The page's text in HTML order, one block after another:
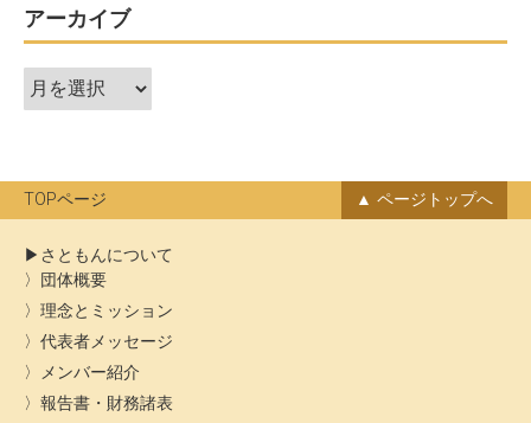
アーカイブ
ア
ー
ブ
TOPページ ページトップへ
さともんについて
団体概要
理念とミッション
代表者メッセージ
メンバー紹介
報告書・財務諸表